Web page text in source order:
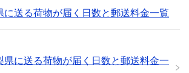
に送る荷物が届く日数と郵送料金一覧
県に送る荷物が届く日数と郵送料金一